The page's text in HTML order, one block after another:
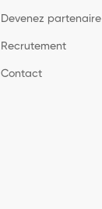
Devenez partenaire
Recrutement
Contact